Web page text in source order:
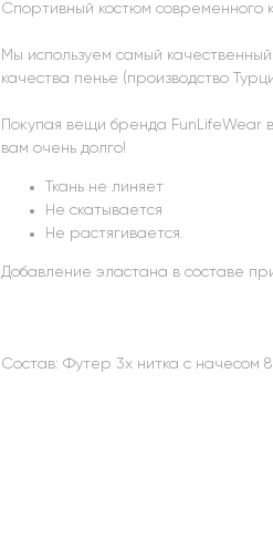
Спортивный костюм современного
Мы используем самый
качества пенье (производство
Покупая вещи бренда FunLifeWear
вам очень долго!
Ткань не линяет
Не скатывается
Не растягивается.
Добавление эластана в составе
Состав: Футер 3х нитка с начесом